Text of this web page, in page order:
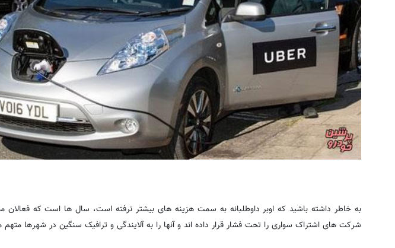
به خاطر داشته باشید که اوبر داوطلبانه به سمت هزینه های بیشتر نرفته است، سال ها است که
شرکت های اشتراک سواری را تحت فشار قرار داده اند و آنها را به آلایندگی و ترافیک سنگین در شهرها متهم